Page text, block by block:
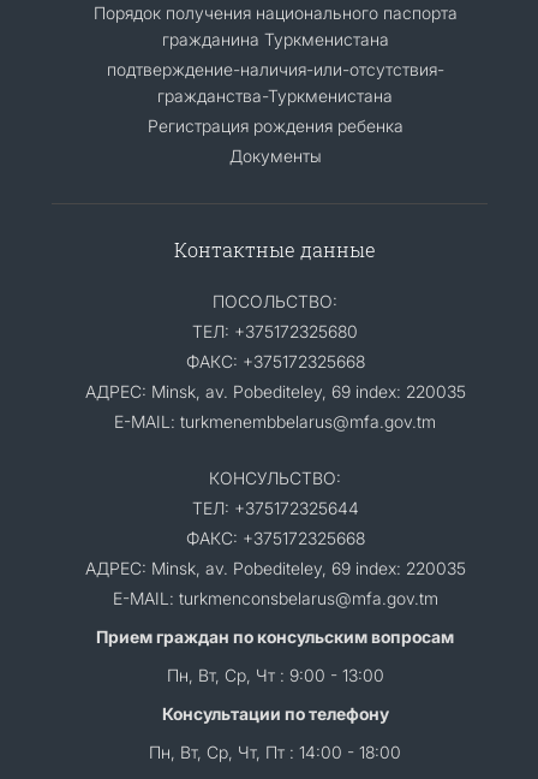
Порядок получения национального паспорта
гражданина Туркменистана
подтверждение-наличия-или-отсутствия-
гражданства-Туркменистана
Регистрация рождения ребенка
Документы
Контактные данные
ПОСОЛЬСТВО:
ТЕЛ: +375172325680
ФАКС: +375172325668
АДРЕС: Minsk, av. Pobediteley, 69 index: 220035
E-MAIL: turkmenembbelarus@mfa.gov.tm
КОНСУЛЬСТВО:
ТЕЛ: +375172325644
ФАКС: +375172325668
АДРЕС: Minsk, av. Pobediteley, 69 index: 220035
E-MAIL: turkmenconsbelarus@mfa.gov.tm
Прием граждан по консульским вопросам
Пн, Вт, Ср, Чт : 9:00 - 13:00
Консультации по телефону
Пн, Вт, Ср, Чт, Пт : 14:00 - 18:00